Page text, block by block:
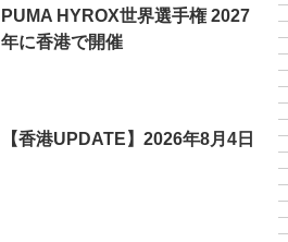
PUMA HYROX世界選手権 2027
年に香港で開催
【香港UPDATE】2026年8月4日